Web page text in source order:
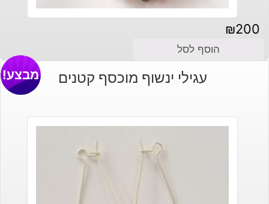
₪200
הוסף לסל
עגילי ינשוף מוכסף קטנים מבצע!